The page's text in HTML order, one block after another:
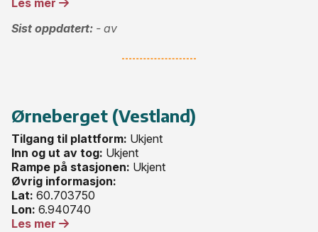
Les mer
Sist oppdatert: - av
Ørneberget (Vestland)
Tilgang til plattform: Ukjent
Inn og ut av tog: Ukjent
Rampe på stasjonen: Ukjent
Øvrig informasjon:
Lat: 60.703750
Lon: 6.940740
Les mer